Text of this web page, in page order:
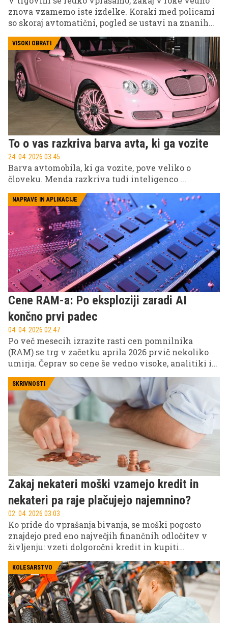
znova vzamemo iste izdelke. Koraki med policami
so skoraj avtomatični, pogled se ustavi na znanih
embalažah, roka pa seže po "preverjeni izbiri", še
preden se v mislih sploh pojavi alternativa.
Občutek je, kot da odločitev sploh ni odločitev. Bolj
navada, ki se zgodi sama od sebe.
VISOKI OBRATI
To o vas razkriva barva avta, ki ga vozite
24. 04. 2026 03.45
Barva avtomobila, ki ga vozite, pove veliko o
človeku. Menda razkriva tudi inteligenco ...
NAPRAVE IN APLIKACIJE
Cene RAM-a: Po eksploziji zaradi AI
končno prvi padec
04. 04. 2026 02.47
Po več mesecih izrazite rasti cen pomnilnika
(RAM) se trg v začetku aprila 2026 prvič nekoliko
umirja. Čeprav so cene še vedno visoke, analitiki in
dosegli vrh – vsaj kratkoročno.
SKRIVNOSTI
Zakaj nekateri moški vzamejo kredit in
nekateri pa raje plačujejo najemnino?
02. 04. 2026 03.03
Ko pride do vprašanja bivanja, se moški pogosto
znajdejo pred eno največjih finančnih odločitev v
življenju: vzeti dolgoročni kredit in kupiti
KOLESARSTVO